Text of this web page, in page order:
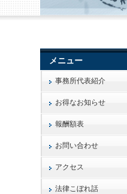
メニュー
事務所代表紹介
お得なお知らせ
報酬額表
お問い合わせ
アクセス
法律こぼれ話